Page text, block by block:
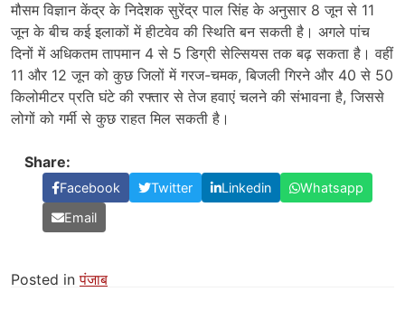
मौसम विज्ञान केंद्र के निदेशक सुरेंद्र पाल सिंह के अनुसार 8 जून से 11
जून के बीच कई इलाकों में हीटवेव की स्थिति बन सकती है। अगले पांच
दिनों में अधिकतम तापमान 4 से 5 डिग्री सेल्सियस तक बढ़ सकता है। वहीं
11 और 12 जून को कुछ जिलों में गरज-चमक, बिजली गिरने और 40 से 50
किलोमीटर प्रति घंटे की रफ्तार से तेज हवाएं चलने की संभावना है, जिससे
लोगों को गर्मी से कुछ राहत मिल सकती है।
Share:
Facebook Twitter Linkedin
Whatsapp
Email
Posted inपंजाब